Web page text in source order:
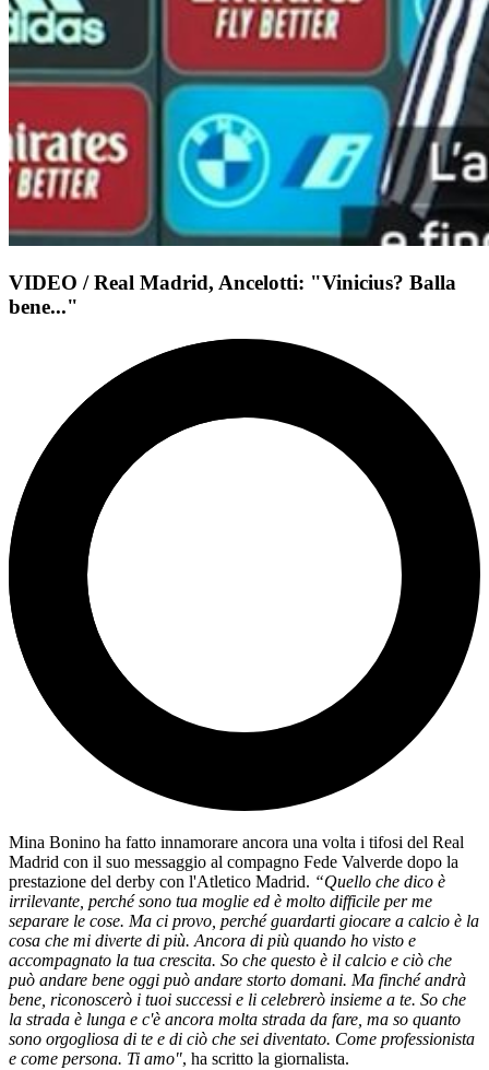
VIDEO / Real Madrid, Ancelotti: "Vinicius? Balla
bene..."
Mina Bonino ha fatto innamorare ancora una volta i tifosi del Real
Madrid con il suo messaggio al compagno Fede Valverde dopo la
prestazione del derby con l'Atletico Madrid. “Quello che dico è
irrilevante, perché sono tua moglie ed è molto difficile per me
separare le cose. Ma ci provo, perché guardarti giocare a calcio è la
cosa che mi diverte di più. Ancora di più quando ho visto e
accompagnato la tua crescita. So che questo è il calcio e ciò che
può andare bene oggi può andare storto domani. Ma finché andrà
bene, riconoscerò i tuoi successi e li celebrerò insieme a te. So che
la strada è lunga e c'è ancora molta strada da fare, ma so quanto
sono orgogliosa di te e di ciò che sei diventato. Come professionista
e come persona. Ti amo", ha scritto la giornalista.